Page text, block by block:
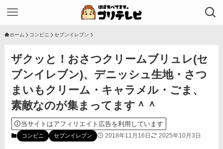
ホーム コンビニ セブンイレブン
ザクッと！おさつクリームブリュレ(セ
ブンイレブン)、デニッシュ生地・さつ
まいもクリーム・キャラメル・ごま、
素敵なのが集まってます＾＾
当サイトはアフィリエイト広告を利用しています
コンビニ セブンイレブン 2018年11月16日 2025年10月3日